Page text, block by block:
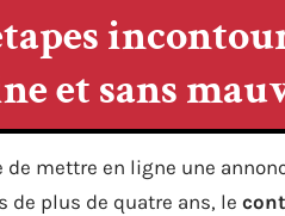
et sans
de mettre en ligne une
de plus de quatre ans, le